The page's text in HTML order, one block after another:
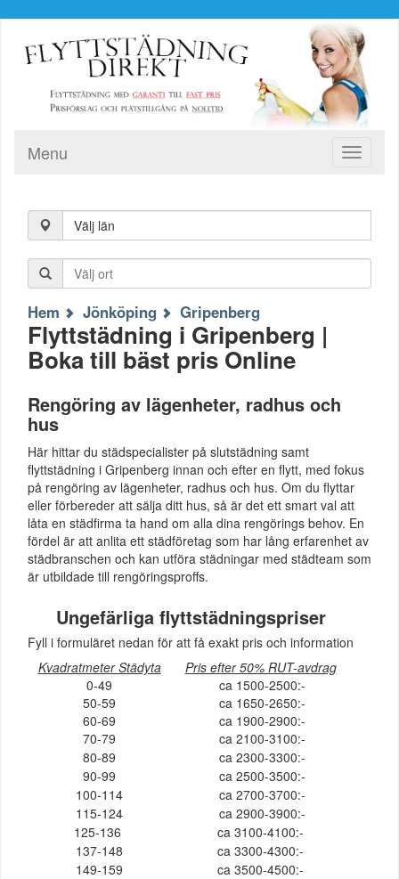
Toggle
Menu
Välj län
Hem Jönköping Gripenberg
Flyttstädning i Gripenberg |
Boka till bäst pris Online
Rengöring av lägenheter, radhus och
hus
Här hittar du städspecialister på slutstädning samt
flyttstädning i Gripenberg innan och efter en flytt, med fokus
på rengöring av lägenheter, radhus och hus. Om du flyttar
eller förbereder att sälja ditt hus, så är det ett smart val att
låta en städfirma ta hand om alla dina rengörings behov. En
fördel är att anlita ett städföretag som har lång erfarenhet av
städbranschen och kan utföra städningar med städteam som
är utbildade till rengöringsproffs.
Ungefärliga flyttstädningspriser
Fyll i formuläret nedan för att få exakt pris och information
Kvadratmeter Städyta
Pris efter 50% RUT-avdrag
0-49
ca 1500-2500:-
50-59
ca 1650-2650:-
60-69
ca 1900-2900:-
70-79
ca 2100-3100:-
80-89
ca 2300-3300:-
90-99
ca 2500-3500:-
100-114
ca 2700-3700:-
115-124
ca 2900-3900:-
125-136
ca 3100-4100:-
137-148
ca 3300-4300:-
149-159
ca 3500-4500:-